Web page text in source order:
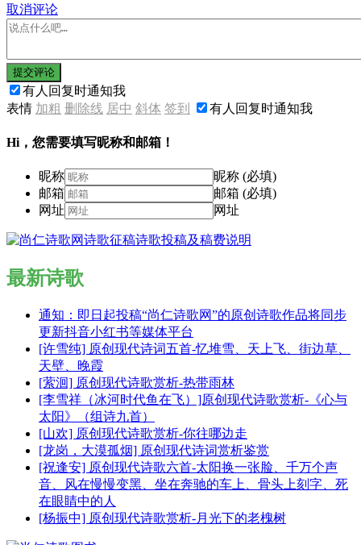
取消评论
提交评论
有人回复时通知我
表情 加粗 删除线 居中 斜体 签到 有人回复时通知我
Hi，您需要填写昵称和邮箱！
昵称
昵称 (必填)
邮箱
邮箱 (必填)
网址
网址
最新诗歌
通知：即日起投稿“尚仁诗歌网”的原创诗歌作品将同步
更新抖音小红书等媒体平台
[许雪纯] 原创现代诗词五首-忆堆雪、天上飞、街边草、
天壁、晚霞
[萦洄] 原创现代诗歌赏析-热带雨林
[李雪祥（冰河时代鱼在飞）]原创现代诗歌赏析-《心与
太阳》（组诗九首）
[山欢] 原创现代诗歌赏析-你往哪边走
[龙岗，大漠孤烟] 原创现代诗词赏析鉴赏
[祝逢安] 原创现代诗歌六首-太阳换一张脸、千万个声
音、风在慢慢变黑、坐在奔驰的车上、骨头上刻字、死
在眼睛中的人
[杨振中] 原创现代诗歌赏析-月光下的老槐树